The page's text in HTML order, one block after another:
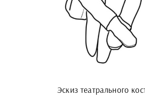
Эскиз театрального